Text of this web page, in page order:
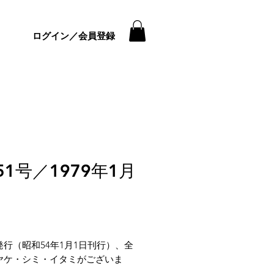
ログイン／会員登録
号／1979年1月
行（昭和54年1月1日刊行）、全
ケ・シミ・イタミがございま